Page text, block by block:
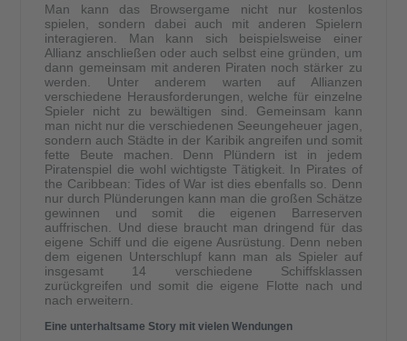
Man kann das Browsergame nicht nur kostenlos
spielen, sondern dabei auch mit anderen Spielern
interagieren. Man kann sich beispielsweise einer
Allianz anschließen oder auch selbst eine gründen, um
dann gemeinsam mit anderen Piraten noch stärker zu
werden. Unter anderem warten auf Allianzen
verschiedene Herausforderungen, welche für einzelne
Spieler nicht zu bewältigen sind. Gemeinsam kann
man nicht nur die verschiedenen Seeungeheuer jagen,
sondern auch Städte in der Karibik angreifen und somit
fette Beute machen. Denn Plündern ist in jedem
Piratenspiel die wohl wichtigste Tätigkeit. In Pirates of
the Caribbean: Tides of War ist dies ebenfalls so. Denn
nur durch Plünderungen kann man die großen Schätze
gewinnen und somit die eigenen Barreserven
auffrischen. Und diese braucht man dringend für das
eigene Schiff und die eigene Ausrüstung. Denn neben
dem eigenen Unterschlupf kann man als Spieler auf
insgesamt 14 verschiedene Schiffsklassen
zurückgreifen und somit die eigene Flotte nach und
nach erweitern.
Eine unterhaltsame Story mit vielen Wendungen